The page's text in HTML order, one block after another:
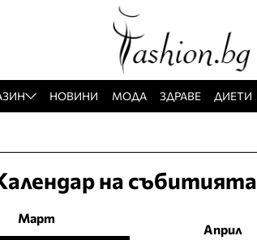
НОВИНИ МОДА ЗДРАВЕ ДИЕТИ
на събитията
Март
Април